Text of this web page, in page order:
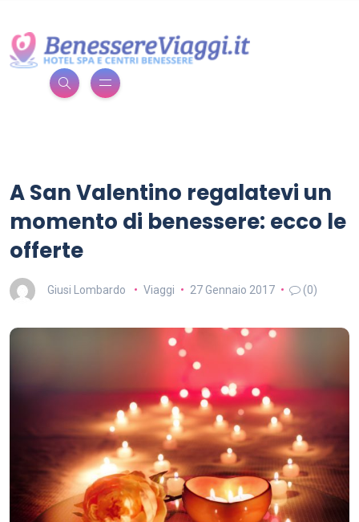
A San Valentino regalatevi un
momento di benessere: ecco le
offerte
Giusi Lombardo Viaggi 27 Gennaio 2017 (0)